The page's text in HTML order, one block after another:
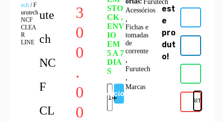
ech/ F
urutech
NCF
CLEA
R
LINE
ute
ch
NC
F
CL
3
0
0
.
0
0
STO
CK ,
ENV
IO
EM
5 A 7
DIA
S
Adicionar
Acessórios
,
Fichas e
tomadas
de
corrente
,
Furutech
,
Marcas
Furutech
est
e
pro
dut
o!
FAVORITOS